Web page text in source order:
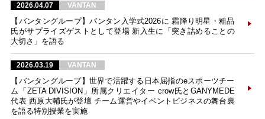
2026.04.07 VANTAN
【バンタングループ】バンタン入学式2026に 霜降り明星・粗品
氏がサプライズゲストとして登場 新入生に「突き詰めることの
大切さ」を語る
2026.03.19 VANTAN
【バンタングループ】世界で活躍する日本屈指のeスポーツチー
ム「ZETA DIVISION」所属クリエイター crow氏とGANYMEDE
代表 西原大輔氏が登壇 チーム運営やイベントビジネスの舞台裏
を語る特別授業を実施